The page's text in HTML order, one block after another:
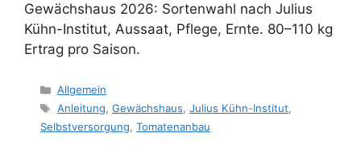
Gewächshaus 2026: Sortenwahl nach Julius
Kühn-Institut, Aussaat, Pflege, Ernte. 80–110 kg
Ertrag pro Saison.
Kategorien
Allgemein
Schlagwörter
Anleitung, Gewächshaus, Julius Kühn-Institut,
Selbstversorgung, Tomatenanbau